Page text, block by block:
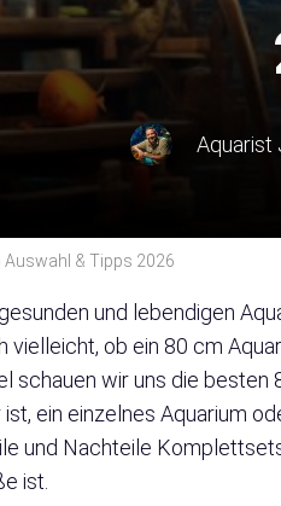
Aquarist
& Tipps 2026
und lebendigen
vielleicht, ob ein 80 cm
schauen wir uns die
ein einzelnes Aquarium
und Nachteile
ist.